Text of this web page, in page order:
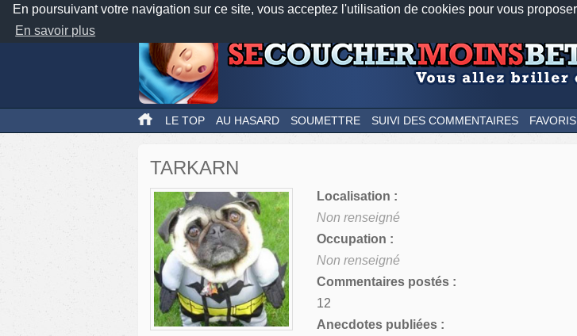
En poursuivant votre navigation sur ce site, vous acceptez l'utilisation de cookies pour vous
En savoir plus
Nos applications mobiles
LE TOP AU HASARD SOUMETTRE SUIVI DES COMMENTAIRES FAVORIS
TARKARN
Localisation :
Non renseigné
Occupation :
Non renseigné
Commentaires postés :
12
Anecdotes publiées :